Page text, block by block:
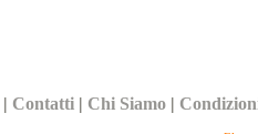
| Contatti | Chi Siamo |